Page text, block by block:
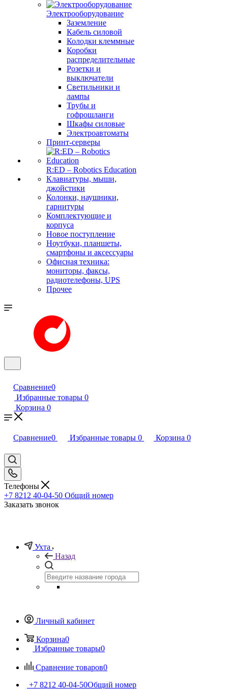
Электрооборудование
Заземление
Кабель силовой
Колодки клеммные
Коробки
распределительные
Розетки и
выключатели
Светильники и
лампы
Трубы и
гофрошланги
Шкафы силовые
Электроавтоматы
Принт-серверы
R:ED – Robotics Education
Клавиатуры, мыши,
джойстики
Колонки, наушники,
гарнитуры
Комплектующие и
корпуса
Новое поступление
Ноутбуки, планшеты,
смартфоны и аксессуары
Офисная техника:
мониторы, факсы,
радиотелефоны, UPS
Прочее
Сравнение0
Избранные товары 0
Корзина 0
Сравнение0 Избранные товары 0 Корзина 0
Телефоны
+7 8212 40-04-50 Общий номер
Заказать звонок
Ухта
Назад
Личный кабинет
Корзина0
Избранные товары0
Сравнение товаров0
+7 8212 40-04-50Общий номер